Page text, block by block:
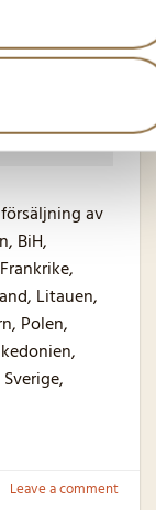
av
BiH,
Litauen,
Polen,
Leave a comment